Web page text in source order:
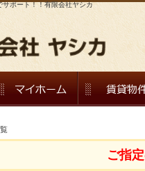
ポート！！有限会社ヤシカ
ご指